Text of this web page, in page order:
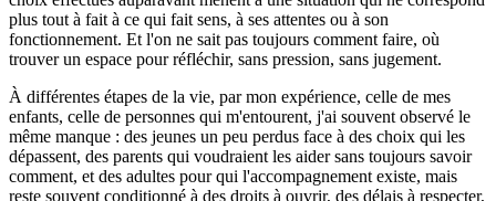
plus tout à fait à ce qui fait sens, à ses attentes ou à son
fonctionnement. Et l'on ne sait pas toujours comment faire, où
trouver un espace pour réfléchir, sans pression, sans jugement.
À différentes étapes de la vie, par mon expérience, celle de mes
enfants, celle de personnes qui m'entourent, j'ai souvent observé le
même manque : des jeunes un peu perdus face à des choix qui les
dépassent, des parents qui voudraient les aider sans toujours savoir
comment, et des adultes pour qui l'accompagnement existe, mais
reste souvent conditionné à des droits à ouvrir, des délais à respecter,